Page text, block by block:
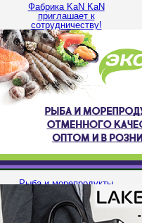
Фабрика KaN KaN
приглашает к
сотрудничеству!
Рыба и морепродукты